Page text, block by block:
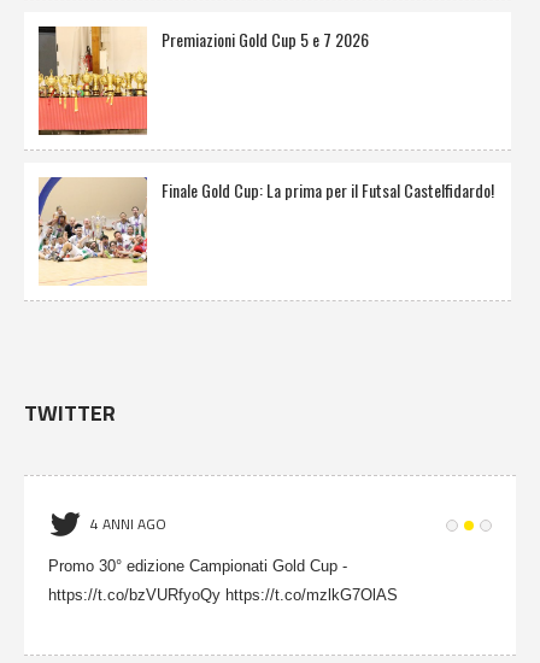
Premiazioni Gold Cup 5 e 7 2026
Finale Gold Cup: La prima per il Futsal Castelfidardo!
TWITTER
4 ANNI AGO
Promo 30° edizione Campionati Gold Cup -
https://t.co/bzVURfyoQy https://t.co/mzlkG7OlAS